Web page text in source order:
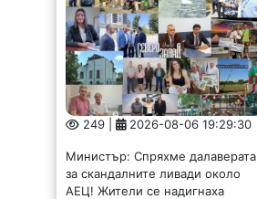
249 | 2026-08-06 19:29:30
Министър: Спряхме далаверата
за скандалните ливади около
АЕЦ! Жители се надигнаха